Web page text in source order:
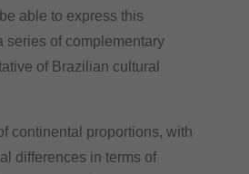
able to express this
series of complementary
of Brazilian cultural
continental proportions, with
differences in terms of